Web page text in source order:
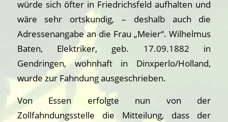
würde sich öfter in Friedrichsfeld aufhalten und
wäre sehr ortskundig, – deshalb auch die
Adressenangabe an die Frau „Meier“. Wilhelmus
Baten, Elektriker, geb. 17.09.1882 in
Gendringen, wohnhaft in Dinxperlo/Holland,
wurde zur Fahndung ausgeschrieben.
Von Essen erfolgte nun von der
Zollfahndungsstelle die Mitteilung, dass der